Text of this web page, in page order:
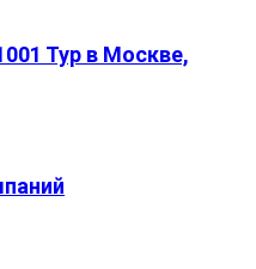
Тур в Москве,